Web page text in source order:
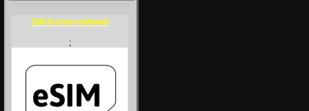
SIM-Karten weltweit
;